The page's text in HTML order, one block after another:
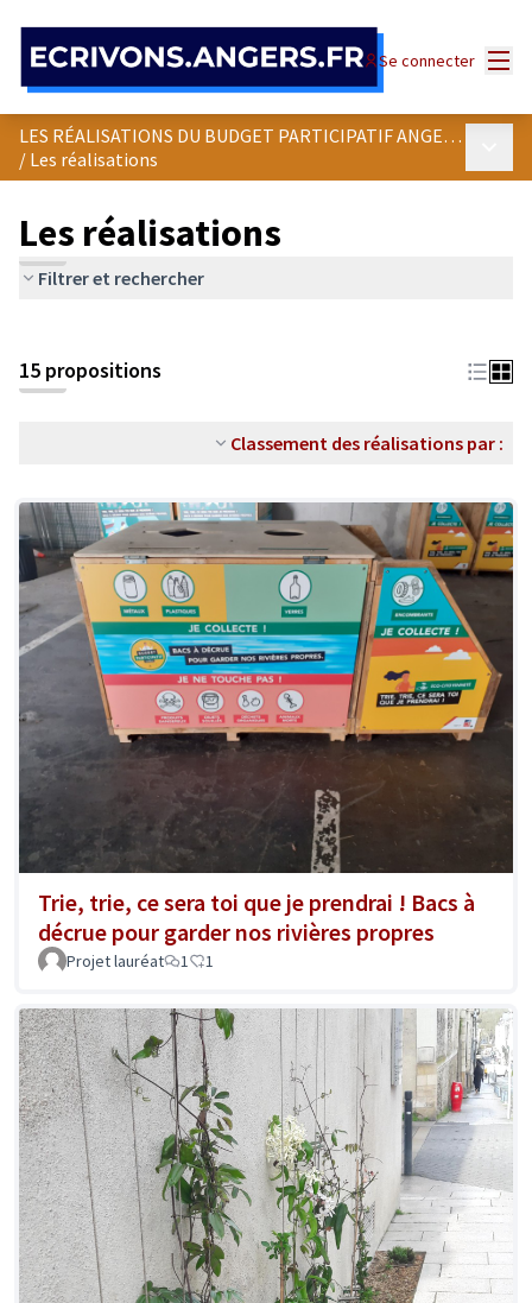
Se connecter
LES RÉALISATIONS DU BUDGET PARTICIPATIF ANGEVIN
/ Les réalisations
Les réalisations
Filtrer et rechercher
15 propositions
Classement des réalisations par :
Trie, trie, ce sera toi que je prendrai ! Bacs à
décrue pour garder nos rivières propres
Projet lauréat 1 1